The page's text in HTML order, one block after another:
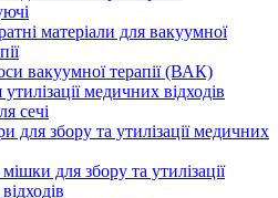
матеріали для вакуумної
вакуумної терапії (ВАК)
медичних відходів
сечі
для збору та утилізації медичних
для збору та утилізації